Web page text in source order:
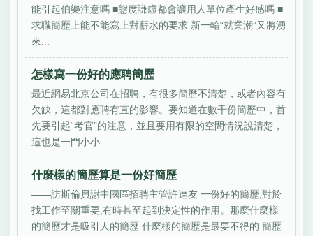
能引起伯樂注意嗎 ■態度謙虛都會讓用人單位產生好感嗎 ■
求職簡歷上能不能寫上對薪水的要求 新一輪“就業潮”又將湧
來...
怎樣寫一份好的應聘簡歷
最近網易北京公司在招聘，有很多簡歷不清楚，或者內容有
欠缺，這都對應聘有直的影響。要知道在數千份簡歷中，首
先要引起“考官”的注意，並且要用有限的空間情況說清楚，
這也是一門小小...
什麼樣的簡歷算是一份好簡歷
——訪斯倫貝謝中國區招聘主管許達友 一份好的簡歷,對於
找工作至關重要,有時甚至起到決定性的作用。那麼什麼樣
的簡歷才是吸引人的簡歷 什麼樣的簡歷是最要不得的 簡歷